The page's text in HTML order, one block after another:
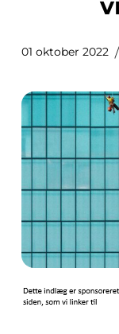
01 oktober 2022